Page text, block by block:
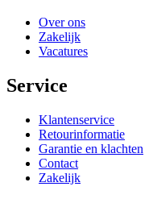
Over ons
Zakelijk
Vacatures
Service
Klantenservice
Retourinformatie
Garantie en klachten
Contact
Zakelijk